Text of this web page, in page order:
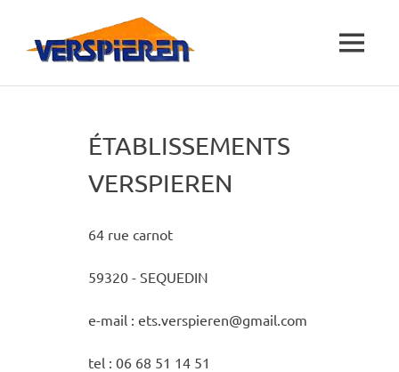
content
Verspieren
MENU
CONTACT
ÉTABLISSEMENTS
VERSPIEREN
64 rue carnot
59320 - SEQUEDIN
e-mail : ets.verspieren@gmail.com
tel : 06 68 51 14 51